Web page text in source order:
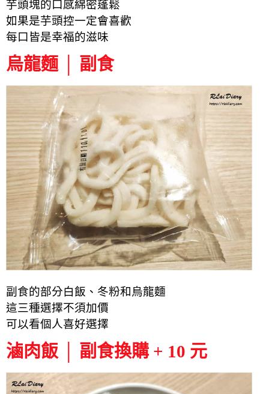
芋頭塊的口感綿密蓬鬆
如果是芋頭控一定會喜歡
每口皆是幸福的滋味
烏龍麵 │ 副食
副食的部分白飯、冬粉和烏龍麵
這三種選擇不須加價
可以看個人喜好選擇
滷肉飯 │ 副食換購 + 10 元